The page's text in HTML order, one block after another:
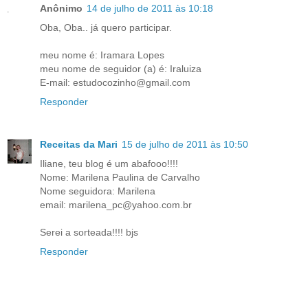
Anônimo 14 de julho de 2011 às 10:18
Oba, Oba.. já quero participar.
meu nome é: Iramara Lopes
meu nome de seguidor (a) é: Iraluiza
E-mail: estudocozinho@gmail.com
Responder
Receitas da Mari 15 de julho de 2011 às 10:50
Iliane, teu blog é um abafooo!!!!
Nome: Marilena Paulina de Carvalho
Nome seguidora: Marilena
email: marilena_pc@yahoo.com.br
Serei a sorteada!!!! bjs
Responder